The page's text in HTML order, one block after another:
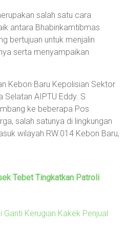
salah satu cara
antara Bhabinkamtibmas
bertujuan untuk menjalin
serta menyampaikan
Kebon Baru Kepolisian Sektor
AIPTU Eddy. S
ke beberapa Pos
salah satunya di lingkungan
wilayah RW.014 Kebon Baru,
Tebet Tingkatkan Patroli
Ganti Kerugian Kakek Penjual